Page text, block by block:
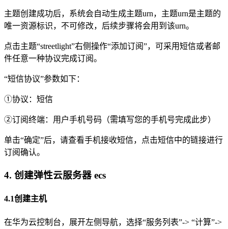
主题创建成功后，系统会自动生成主题urn，主题urn是主题的
唯一资源标识，不可修改，后续步骤将会用到该urn。
点击主题“streetlight”右侧操作“添加订阅”，可采用短信或者邮
件任意一种协议完成订阅。
“短信协议”参数如下：
①协议：短信
②订阅终端：用户手机号码（需填写您的手机号完成此步）
单击“确定”后，请查看手机接收短信，点击短信中的链接进行
订阅确认。
4. 创建弹性云服务器 ecs
4.1创建主机
在华为云控制台，展开左侧导航，选择“服务列表”-> “计算”->